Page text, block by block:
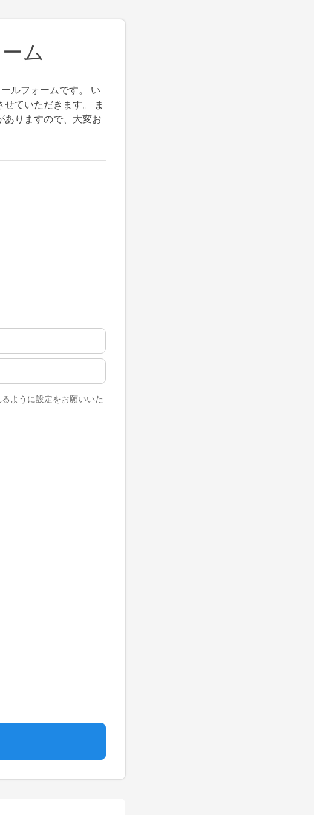
ム
ルフォームです。 い
ていただきます。 ま
りますので、大変お
ように設定をお願いいた